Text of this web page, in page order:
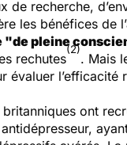
de recherche,
les bénéfices de
"de pleine
rechutes
(2)
. Mais
évaluer l’efficacité
britanniques ont